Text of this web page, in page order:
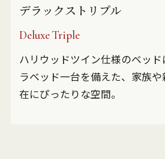
デラックストリプル
Deluxe Triple
ハリウッドツイン仕様のベッド
ラベッド一台を備えた、家族
在にぴったりな空間。